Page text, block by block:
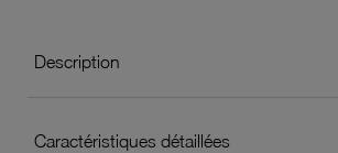
Description
Caractéristiques détaillées